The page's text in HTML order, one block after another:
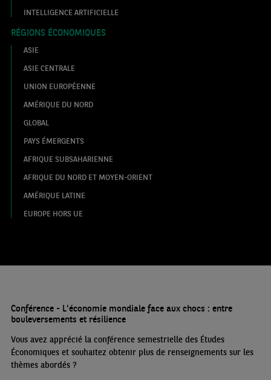
INTELLIGENCE ARTIFICIELLE
RÉGIONS ÉCONOMIQUES
ASIE
ASIE CENTRALE
UNION EUROPÉENNE
AMÉRIQUE DU NORD
GLOBAL
PAYS ÉMERGENTS
AFRIQUE SUBSAHARIENNE
AFRIQUE DU NORD ET MOYEN-ORIENT
AMÉRIQUE LATINE
EUROPE HORS UE
Conférence - L'économie mondiale face aux chocs : entre
bouleversements et résilience
Vous avez apprécié la conférence semestrielle des Études
Économiques et souhaitez obtenir plus de renseignements sur les
thèmes abordés?